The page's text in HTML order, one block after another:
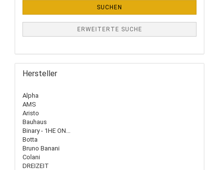
SUCHEN
ERWEITERTE SUCHE
Hersteller
Alpha
AMS
Aristo
Bauhaus
Binary - 1HE ON...
Botta
Bruno Banani
Colani
DREIZEIT